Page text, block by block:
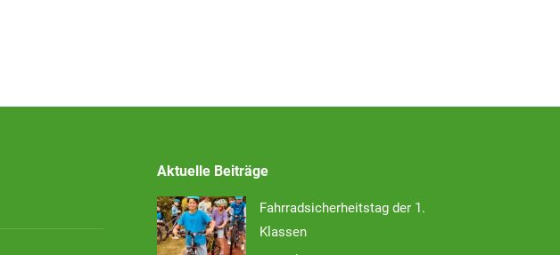
Aktuelle Beiträge
Fahrradsicherheitstag der 1.
Klassen